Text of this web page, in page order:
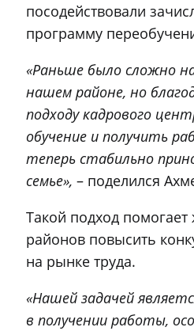
посодействовали
программу
«Раньше было сложно
нашем районе, но
подходу кадрового
обучение и получить
теперь стабильно
семье», – поделился
Такой подход помогает
районов повысить
на рынке труда.
«Нашей задачей
в получении работы,